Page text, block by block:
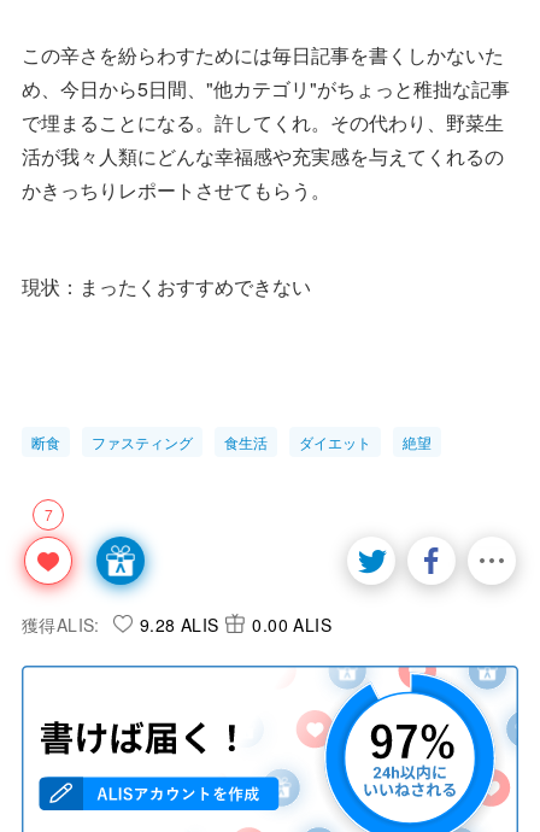
この辛さを紛らわすためには毎日記事を書くしかないた
め、今日から5日間、"他カテゴリ"がちょっと稚拙な記事
で埋まることになる。許してくれ。その代わり、野菜生
活が我々人類にどんな幸福感や充実感を与えてくれるの
かきっちりレポートさせてもらう。
現状：まったくおすすめできない
断食 ファスティング 食生活 ダイエット 絶望
7
獲得ALIS: 9.28 ALIS 0.00 ALIS